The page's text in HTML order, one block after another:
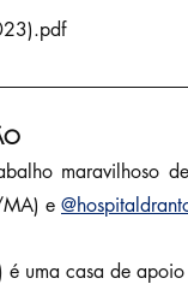
.pdf
maravilhoso
MA) e
uma casa de